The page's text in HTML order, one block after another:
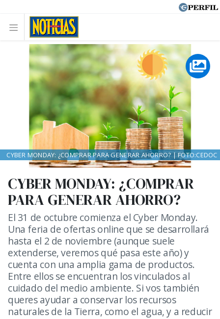
CYBER MONDAY: ¿COMPRAR
PARA GENERAR AHORRO?
El 31 de octubre comienza el Cyber Monday.
Una feria de ofertas online que se desarrollará
hasta el 2 de noviembre (aunque suele
extenderse, veremos qué pasa este año) y
cuenta con una amplia gama de productos.
Entre ellos se encuentran los vinculados al
cuidado del medio ambiente. Si vos también
queres ayudar a conservar los recursos
naturales de la Tierra, como el agua, y a reducir
CYBER MONDAY: ¿COMPRAR PARA GENERAR AHORRO? | FOTO:CEDOC